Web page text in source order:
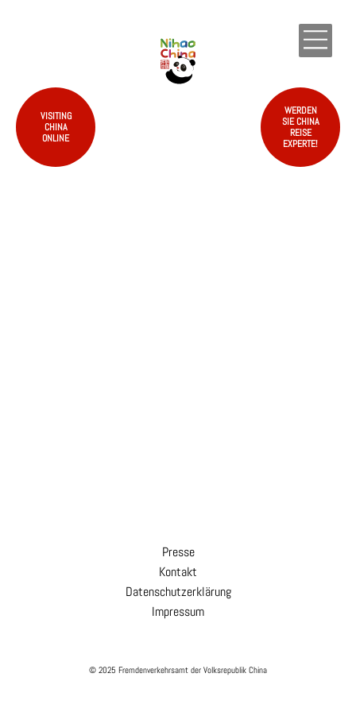
WERDEN
SIE CHINA
REISE
EXPERTE!
VISITING
CHINA
ONLINE
Presse
Kontakt
Datenschutzerklärung
Impressum
© 2025 Fremdenverkehrsamt der Volksrepublik China